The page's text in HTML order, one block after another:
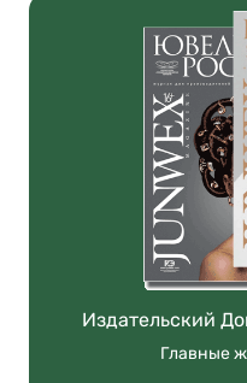
Издательский
Главные